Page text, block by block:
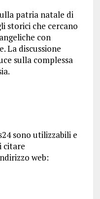
patria natale di
storici che cercano
con
La discussione
sulla complessa
sono utilizzabili e
citare
web: